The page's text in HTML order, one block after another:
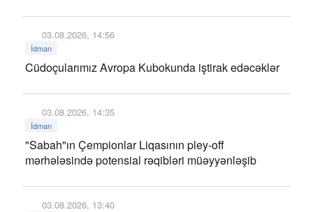
03.08.2026, 14:56
İdman
Cüdoçularımız Avropa Kubokunda iştirak edəcəklər
03.08.2026, 14:35
İdman
"Sabah"ın Çempionlar Liqasının pley-off
mərhələsində potensial rəqibləri müəyyənləşib
03.08.2026, 13:40